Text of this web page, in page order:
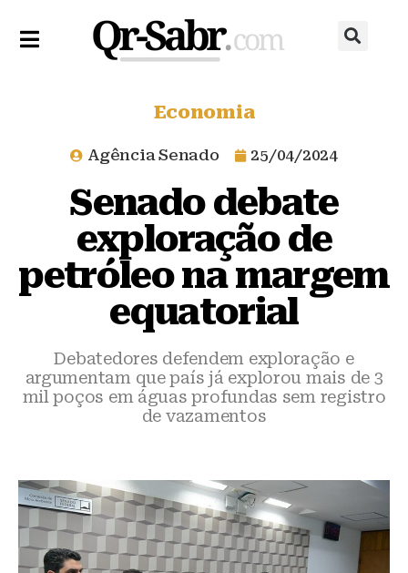
Economia
Agência Senado 25/04/2024
Senado debate
exploração de
petróleo na margem
equatorial
Debatedores defendem exploração e
argumentam que país já explorou mais de 3
mil poços em águas profundas sem registro
de vazamentos